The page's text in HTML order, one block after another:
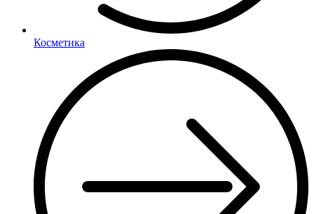
Косметика